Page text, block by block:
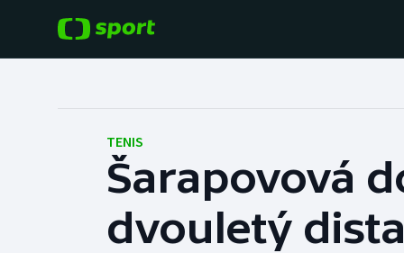
Hokej
Tenis
Baseball a softbal
Basketbal
TENIS
Šarapovová
dvouletý